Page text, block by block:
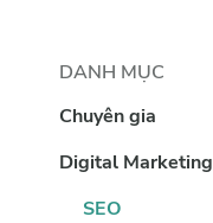
DANH MỤC
Chuyên gia
Digital Marketing
SEO